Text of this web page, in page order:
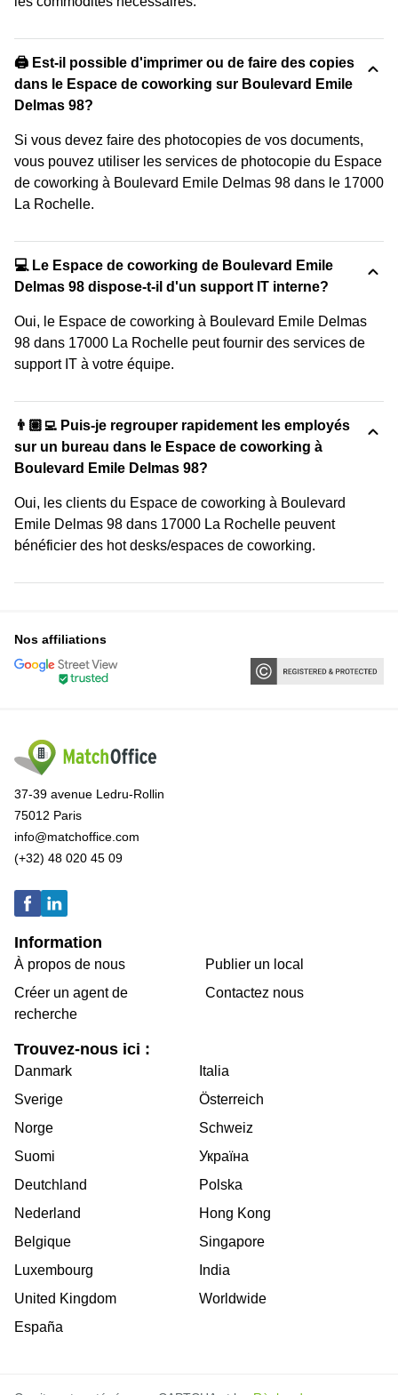
🖨️ Est-il possible d'imprimer ou de faire des copies
dans le Espace de coworking sur Boulevard Emile
Delmas 98?
Si vous devez faire des photocopies de vos documents,
vous pouvez utiliser les services de photocopie du Espace
de coworking à Boulevard Emile Delmas 98 dans le 17000
La Rochelle.
💻 Le Espace de coworking de Boulevard Emile
Delmas 98 dispose-t-il d'un support IT interne?
Oui, le Espace de coworking à Boulevard Emile Delmas
98 dans 17000 La Rochelle peut fournir des services de
support IT à votre équipe.
👨🏽‍💻 Puis-je regrouper rapidement les employés
sur un bureau dans le Espace de coworking à
Boulevard Emile Delmas 98?
Oui, les clients du Espace de coworking à Boulevard
Emile Delmas 98 dans 17000 La Rochelle peuvent
bénéficier des hot desks/espaces de coworking.
Nos affiliations
37-39 avenue Ledru-Rollin
75012 Paris
info@matchoffice.com
(+32) 48 020 45 09
Information
À propos de nous
Créer un agent de
recherche
Publier un local
Contactez nous
Trouvez-nous ici :
Danmark
Sverige
Norge
Suomi
Deutchland
Nederland
Belgique
Luxembourg
United Kingdom
España
Italia
Österreich
Schweiz
Україна
Polska
Hong Kong
Singapore
India
Worldwide